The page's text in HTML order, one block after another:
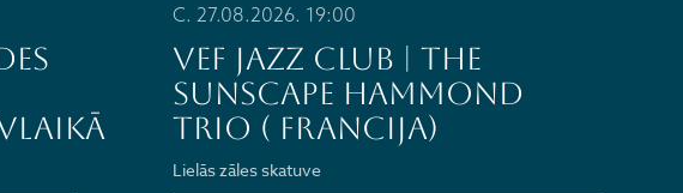
C. 27.08.2026. 19:00
VEF JAZZ CLUB | THE
SUNSCAPE HAMMOND
TRIO ( Francija)
Lielās zāles skatuve